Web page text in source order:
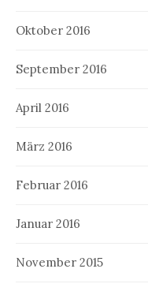
Oktober 2016
September 2016
April 2016
März 2016
Februar 2016
Januar 2016
November 2015